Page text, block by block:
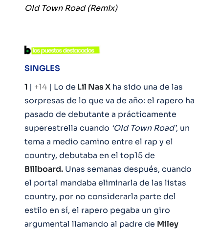
Old Town Road (Remix)
SINGLES
1 | +14 | Lo de Lil Nas X ha sido una de las
sorpresas de lo que va de año: el rapero ha
pasado de debutante a prácticamente
superestrella cuando ‘Old Town Road’, un
tema a medio camino entre el rap y el
country, debutaba en el top15 de
Billboard. Unas semanas después, cuando
el portal mandaba eliminarla de las listas
country, por no considerarla parte del
estilo en sí, el rapero pegaba un giro
argumental llamando al padre de Miley